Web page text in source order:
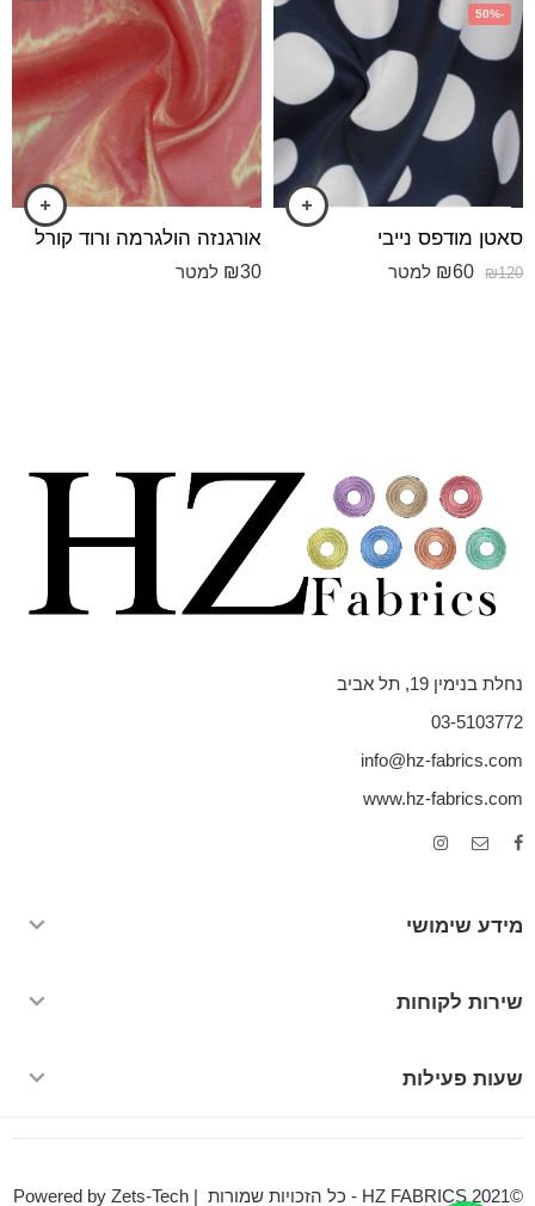
-50%
סאטן מודפס נייבי
₪120
₪60 למטר
אורגנזה הולגרמה ורוד קורל
₪30 למטר
נחלת בנימין 19, תל אביב
03-5103772
info@hz-fabrics.com
www.hz-fabrics.com
מידע שימושי
שירות לקוחות
שעות פעילות
©HZ FABRICS 2021 - כל הזכויות שמורות | Powered by Zets-Tech